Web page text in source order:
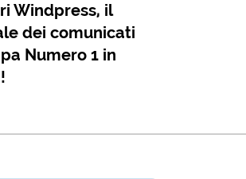
Windpress, il
dei comunicati
Numero 1 in